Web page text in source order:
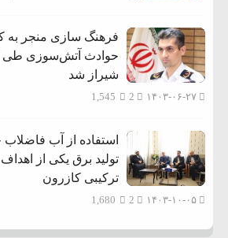
حوادث آتش‌سوزی طی
شیراز شد
۱۴۰۳-۰۶-۲۷ 1,545
استفاده از آب
تولید برق یکی از
ترکیبی کازرون
۱۴۰۳-۱۰-۰۵ 1,680